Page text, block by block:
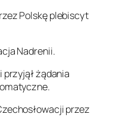
Polskę plebiscyt
Nadrenii.
przyjął żądania
przez